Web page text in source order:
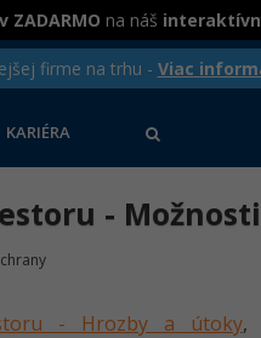
na náš
firme na trhu - Viac
KARIÉRA
-
- Hrozby a útoky,